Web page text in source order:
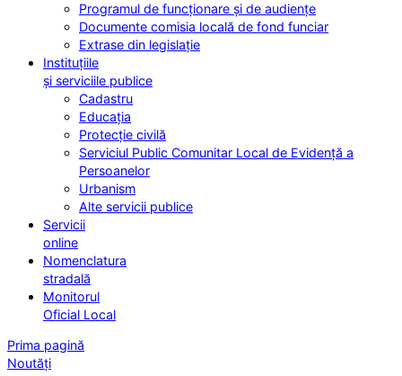
Programul de funcționare și de audiențe
Documente comisia locală de fond funciar
Extrase din legislație
Instituțiile
și serviciile publice
Cadastru
Educația
Protecție civilă
Serviciul Public Comunitar Local de Evidență a
Persoanelor
Urbanism
Alte servicii publice
Servicii
online
Nomenclatura
stradală
Monitorul
Oficial Local
Prima pagină
Noutăți